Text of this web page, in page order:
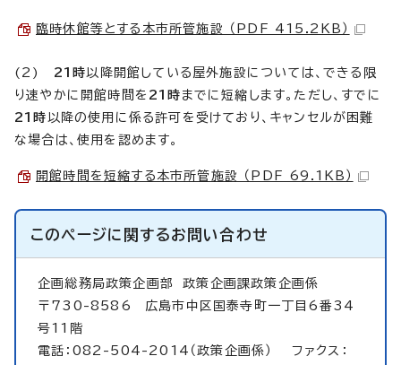
臨時休館等とする本市所管施設 （PDF 415.2KB）
(2) 21時以降開館している屋外施設については、できる限
り速やかに開館時間を 21時 までに短縮します。ただし、すでに
21時 以降の使用に係る許可を受けており、キャンセルが困難
な場合は、使用を認めます。
開館時間を短縮する本市所管施設 （PDF 69.1KB）
このページに関するお問い合わせ
企画総務局政策企画部政策企画課政策企画係
〒730-8586 広島市中区国泰寺町一丁目6番34
号11階
電話：082-504-2014（政策企画係） ファクス：